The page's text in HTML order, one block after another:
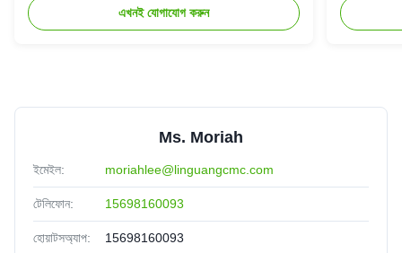
এখনই যোগাযোগ করুন
Ms. Moriah
ইমেইল: moriahlee@linguangcmc.com
টেলিফোন: 15698160093
হোয়াটসঅ্যাপ: 15698160093